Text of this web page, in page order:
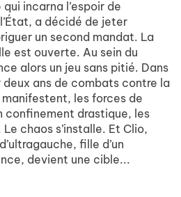
incarna l’espoir de
a décidé de jeter
un second mandat. La
est ouverte. Au sein du
alors un jeu sans pitié. Dans
deux ans de combats contre la
les forces de
confinement drastique, les
chaos s’installe. Et Clio,
fille d’un
devient une cible...